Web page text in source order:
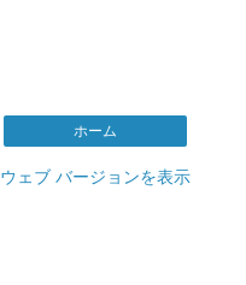
ホーム
ウェブ バージョンを表示